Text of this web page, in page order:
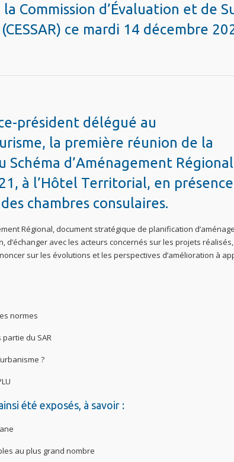
Commission d’Évaluation et de
ce mardi 14 décembre
président délégué au
la première réunion de la
Schéma d’Aménagement Régional
à l’Hôtel Territorial, en présence
chambres consulaires.
Régional, document stratégique de planification
d’échanger avec les acteurs concernés sur les projets
sur les évolutions et les perspectives d’amélioration à
normes
du SAR
?
été exposés, à savoir :
au plus grand nombre